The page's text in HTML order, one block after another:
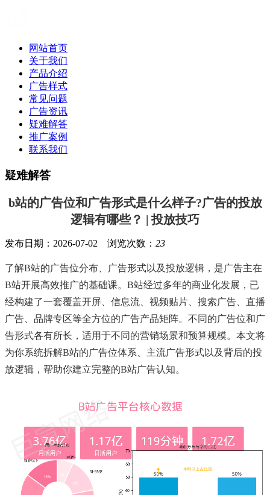
网站首页
关于我们
产品介绍
广告样式
常见问题
广告资讯
疑难解答
推广案例
联系我们
疑难解答
b站的广告位和广告形式是什么样子?广告的投放
逻辑有哪些？ | 投放技巧
发布日期：2026-07-02 浏览次数： 23
了解B站的广告位分布、广告形式以及投放逻辑，是广告主在
B站开展高效推广的基础课。B站经过多年的商业化发展，已
经构建了一套覆盖开屏、信息流、视频贴片、搜索广告、直播
广告、品牌专区等全方位的广告产品矩阵。不同的广告位和广
告形式各有所长，适用于不同的营销场景和预算规模。本文将
为你系统拆解B站的广告位体系、主流广告形式以及背后的投
放逻辑，帮助你建立完整的B站广告认知。